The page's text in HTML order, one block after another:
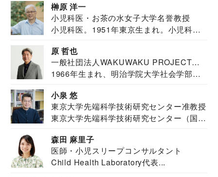
榊原 洋一
小児科医・お茶の水女子大学名誉教授
小児科医。1951年東京生まれ。小児科
原 哲也
一般社団法人WAKUWAKU PROJECT
JAPAN代表・言語聴覚士・社会福祉士
1966年生まれ、明治学院大学社会学部福
小泉 悠
東京大学先端科学技術研究センター准教授
東京大学先端科学技術研究センター（国際
森田 麻里子
医師・小児スリープコンサルタント
Child Health Laboratory代表...